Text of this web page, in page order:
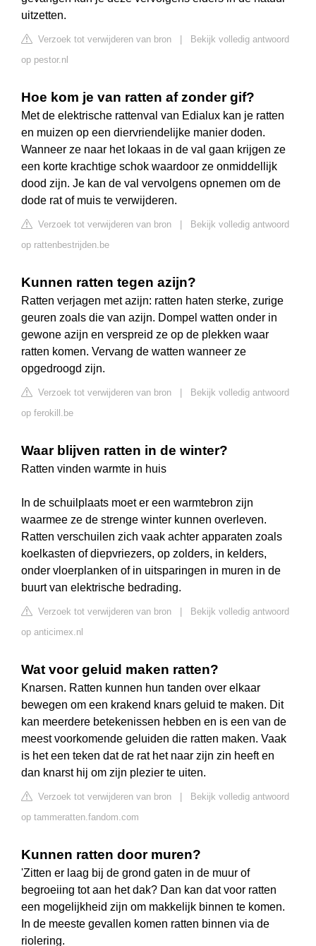
uitzetten.
Verzoek tot verwijderen van bron
Bekijk volledig antwoord
op pestor.nl
Hoe kom je van ratten af zonder gif?
Met de elektrische rattenval van Edialux kan je ratten
en muizen op een diervriendelijke manier doden.
Wanneer ze naar het lokaas in de val gaan krijgen ze
een korte krachtige schok waardoor ze onmiddellijk
dood zijn. Je kan de val vervolgens opnemen om de
dode rat of muis te verwijderen.
Verzoek tot verwijderen van bron
Bekijk volledig antwoord
op rattenbestrijden.be
Kunnen ratten tegen azijn?
Ratten verjagen met azijn: ratten haten sterke, zurige
geuren zoals die van azijn. Dompel watten onder in
gewone azijn en verspreid ze op de plekken waar
ratten komen. Vervang de watten wanneer ze
opgedroogd zijn.
Verzoek tot verwijderen van bron
Bekijk volledig antwoord
op ferokill.be
Waar blijven ratten in de winter?
Ratten vinden warmte in huis
In de schuilplaats moet er een warmtebron zijn
waarmee ze de strenge winter kunnen overleven.
Ratten verschuilen zich vaak achter apparaten zoals
koelkasten of diepvriezers, op zolders, in kelders,
onder vloerplanken of in uitsparingen in muren in de
buurt van elektrische bedrading.
Verzoek tot verwijderen van bron
Bekijk volledig antwoord
op anticimex.nl
Wat voor geluid maken ratten?
Knarsen. Ratten kunnen hun tanden over elkaar
bewegen om een krakend knars geluid te maken. Dit
kan meerdere betekenissen hebben en is een van de
meest voorkomende geluiden die ratten maken. Vaak
is het een teken dat de rat het naar zijn zin heeft en
dan knarst hij om zijn plezier te uiten.
Verzoek tot verwijderen van bron
Bekijk volledig antwoord
op tammeratten.fandom.com
Kunnen ratten door muren?
'Zitten er laag bij de grond gaten in de muur of
begroeiing tot aan het dak? Dan kan dat voor ratten
een mogelijkheid zijn om makkelijk binnen te komen.
In de meeste gevallen komen ratten binnen via de
riolering.